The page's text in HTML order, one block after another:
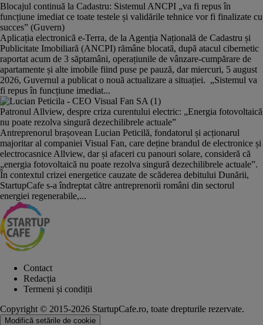
Blocajul continuă la Cadastru: Sistemul ANCPI „va fi repus în
funcțiune imediat ce toate testele și validările tehnice vor fi finalizate cu
succes” (Guvern)
Aplicația electronică e-Terra, de la Agenția Națională de Cadastru și
Publicitate Imobiliară (ANCPI) rămâne blocată, după atacul cibernetic
raportat acum de 3 săptamâni, operațiunile de vânzare-cumpărare de
apartamente și alte imobile fiind puse pe pauză, dar miercuri, 5 august
2026, Guvernul a publicat o nouă actualizare a situației. „Sistemul va
fi repus în funcțiune imediat...
Patronul Allview, despre criza curentului electric: „Energia fotovoltaică
nu poate rezolva singură dezechilibrele actuale”
Antreprenorul brașovean Lucian Peticilă, fondatorul și acționarul
majoritar al companiei Visual Fan, care deține brandul de electronice și
electrocasnice Allview, dar și afaceri cu panouri solare, consideră că
„energia fotovoltaică nu poate rezolva singură dezechilibrele actuale”.
În contextul crizei energetice cauzate de scăderea debitului Dunării,
StartupCafe s-a îndreptat către antreprenorii români din sectorul
energiei regenerabile,...
Contact
Redacția
Termeni și condiții
Copyright © 2015-2026 StartupCafe.ro, toate drepturile rezervate.
Modifică setările de cookie